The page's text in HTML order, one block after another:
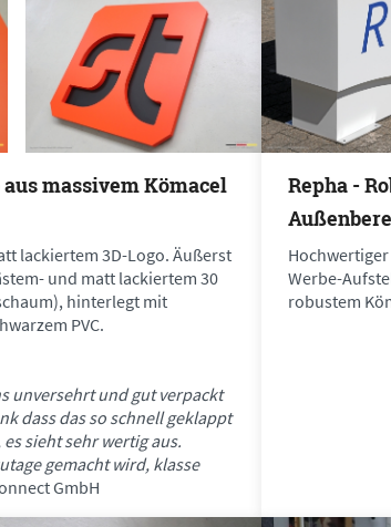
aus massivem Kömacel
lackiertem 3D-Logo. Äußerst
und matt lackiertem 30
hinterlegt mit
PVC.
unversehrt und gut verpackt
dass das so schnell geklappt
sieht sehr wertig aus.
gemacht wird, klasse
GmbH
Repha -
Werbe-
robustem